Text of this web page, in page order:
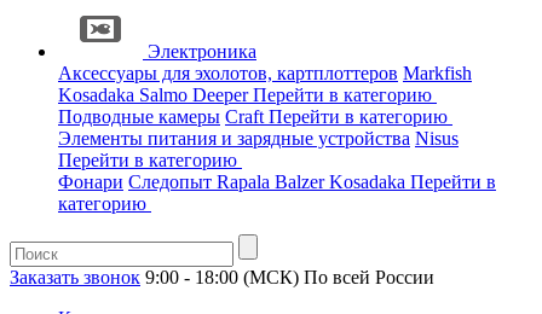
Электроника
Аксессуары для эхолотов, картплоттеров Markfish
Kosadaka Salmo DeeperПерейти в категорию
Подводные камеры Craft Перейти в категорию
Элементы питания и зарядные устройства Nisus
Перейти в категорию
Фонари Следопыт Rapala BalzerKosadaka Перейти в
категорию
Заказать звонок 9:00 - 18:00 (МСК) По всей России